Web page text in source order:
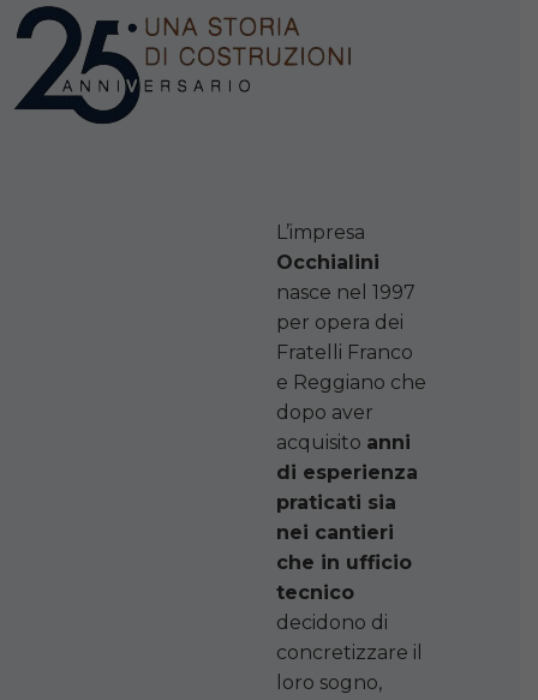
L’impresa
Occhialini
nasce nel 1997
per opera dei
Fratelli Franco
e Reggiano che
dopo aver
acquisito anni
di esperienza
praticati sia
nei cantieri
che in ufficio
tecnico
decidono di
concretizzare il
loro sogno,